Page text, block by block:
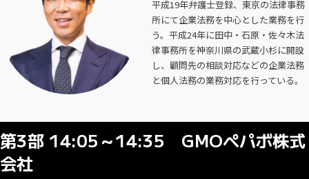
平成19年弁護士登録、東京の法律事務
所にて企業法務を中心とした業務を行
う。平成24年に田中・石原・佐々木法
律事務所を神奈川県の武蔵小杉に開設
し、顧問先の相談対応などの企業法務
と個人法務の業務対応を行っている。
第3部 14:05～14:35 GMOペパボ株式
会社